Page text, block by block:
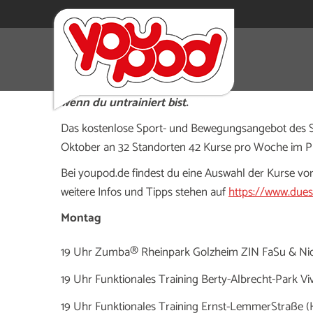
Gemeinsam kostenlos draußen trainieren –
verschiedenen Parks. Du musst dich nicht
wenn du untrainiert bist.
Das kostenlose Sport- und Bewegungsangebot
Oktober an 32 Standorten 42 Kurse pro Woche im
Bei youpod.de findest du eine Auswahl der Kurse
weitere Infos und Tipps stehen aufhttps://
Montag
19 Uhr Zumba® Rheinpark Golzheim ZIN FaSu &
19 Uhr Funktionales Training Berty-Albrecht-Park
19 Uhr Funktionales Training Ernst-LemmerStraße